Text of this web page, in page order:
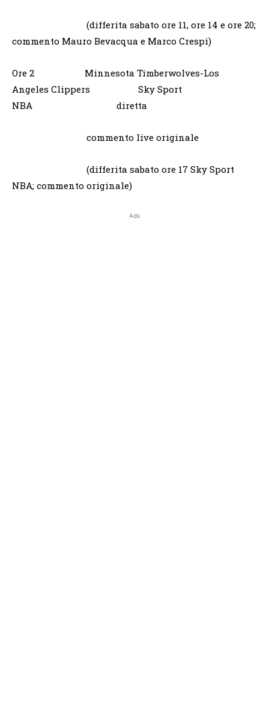
(differita sabato ore 11, ore 14 e ore 20;
commento Mauro Bevacqua e Marco Crespi)
Ore 2 Minnesota Timberwolves-Los
Angeles Clippers Sky Sport
NBA diretta
commento live originale
(differita sabato ore 17 Sky Sport
NBA; commento originale)
Ads